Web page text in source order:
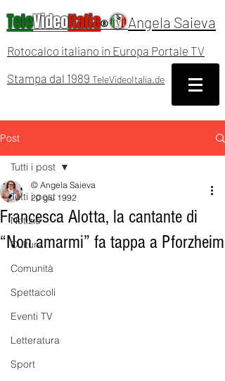
TeleVideoItalia® Angela Saieva
Rotocalco italiano in Europa Portale TV
Stampa dal 1989 TeleVideoItalia.de
Post
Tutti i post
Notizie
Cultura
Comunità
Spettacoli
Eventi TV
Letteratura
Sport
Tutti i post
Francesca Alotta, la cantante di
“Non amarmi” fa tappa a Pforzheim
© Angela Saieva
20 giu 1992